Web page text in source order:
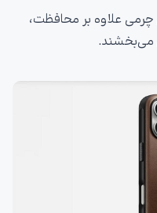
علاوه بر محافظت،
می‌بخشند.